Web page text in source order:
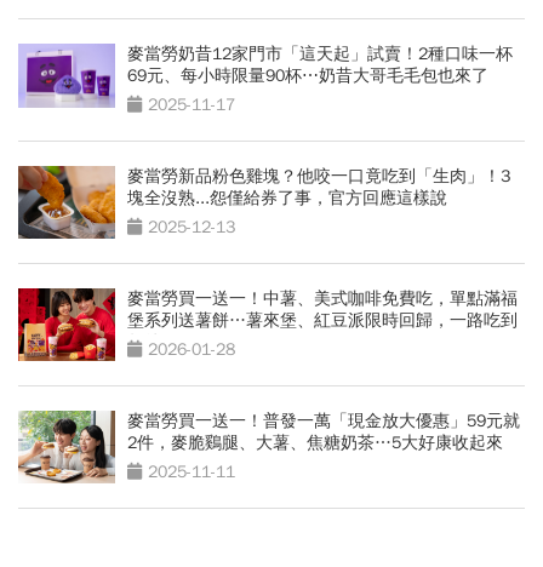
麥當勞奶昔12家門市「這天起」試賣！2種口味一杯
69元、每小時限量90杯⋯奶昔大哥毛毛包也來了
2025-11-17
麥當勞新品粉色雞塊？他咬一口竟吃到「生肉」！3
塊全沒熟...怨僅給券了事，官方回應這樣說
2025-12-13
麥當勞買一送一！中薯、美式咖啡免費吃，單點滿福
堡系列送薯餅…薯來堡、紅豆派限時回歸，一路吃到
年後2026-01-28
麥當勞買一送一！普發一萬「現金放大優惠」59元就
2件，麥脆鷄腿、大薯、焦糖奶茶…5大好康收起來
2025-11-11